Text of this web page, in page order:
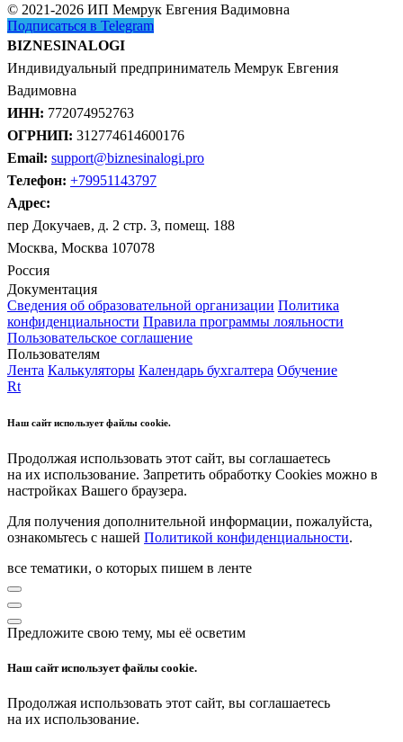
© 2021-2026 ИП Мемрук Евгения Вадимовна
Подписаться в Telegram
BIZNESINALOGI
Индивидуальный предприниматель Мемрук Евгения
Вадимовна
ИНН: 772074952763
ОГРНИП: 312774614600176
Email: support@biznesinalogi.pro
Телефон: +79951143797
Адрес:
пер Докучаев, д. 2 стр. 3, помещ. 188
Москва, Москва 107078
Россия
Документация
Сведения об образовательной организации Политика
конфиденциальности Правила программы лояльности
Пользовательское соглашение
Пользователям
Лента Калькуляторы Календарь бухгалтера Обучение
Rt
Наш сайт использует файлы cookie.
Продолжая использовать этот сайт, вы соглашаетесь
на их использование. Запретить обработку Cookies можно в
настройках Вашего браузера.
Для получения дополнительной информации, пожалуйста,
ознакомьтесь с нашей Политикой конфиденциальности.
все тематики, о которых пишем в ленте
Предложите свою тему, мы её осветим
Наш сайт использует файлы cookie.
Продолжая использовать этот сайт, вы соглашаетесь
на их использование.